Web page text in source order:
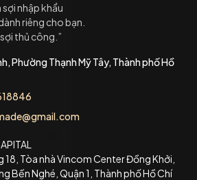
nhập khẩu
riêng cho bạn.
thủ công.”
Phường Thạnh Mỹ Tây, Thành phố Hồ
18, Tòa nhà Vincom Center Đồng Khởi,
Bến Nghé, Quận 1, Thành phố Hồ Chí